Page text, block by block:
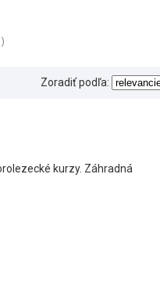
Zoradiť podľa:
kurzy. Záhradná